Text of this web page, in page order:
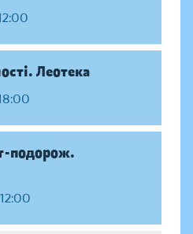
Леотека
подорож.